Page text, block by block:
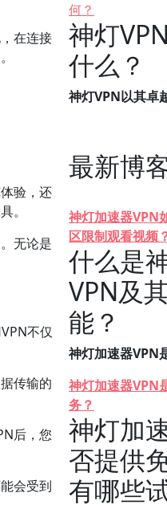
在连接
验，还
。
无论是
不仅
传输的
后，您
会受到
何？
神灯
什么？
神灯VPN以其卓
最新博
神灯加速器VPN
区限制观看视频
什么是
VPN及
能？
神灯加速器VPN
神灯加速器VPN
务？
神灯加
否提供
有哪些